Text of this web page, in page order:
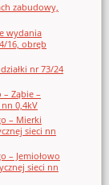
zabudowy,
wydania
16, obręb
nr 73/24
– Ząbie –
0,4kV
– Mierki
sieci nn
– Jemiołowo
sieci nn